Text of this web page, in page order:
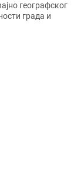
географског
града и